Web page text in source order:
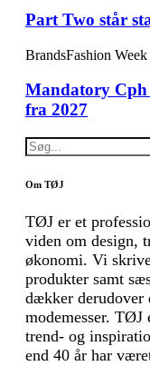
Part Two står
BrandsFashion Week
Mandatory
fra 2027
Om TØJ
TØJ er et
viden om design,
økonomi. Vi
produkter samt
dækker derudover
modemesser. TØJ
trend- og
end 40 år har